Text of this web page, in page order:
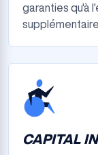
garanties qu'à
CAPITAL